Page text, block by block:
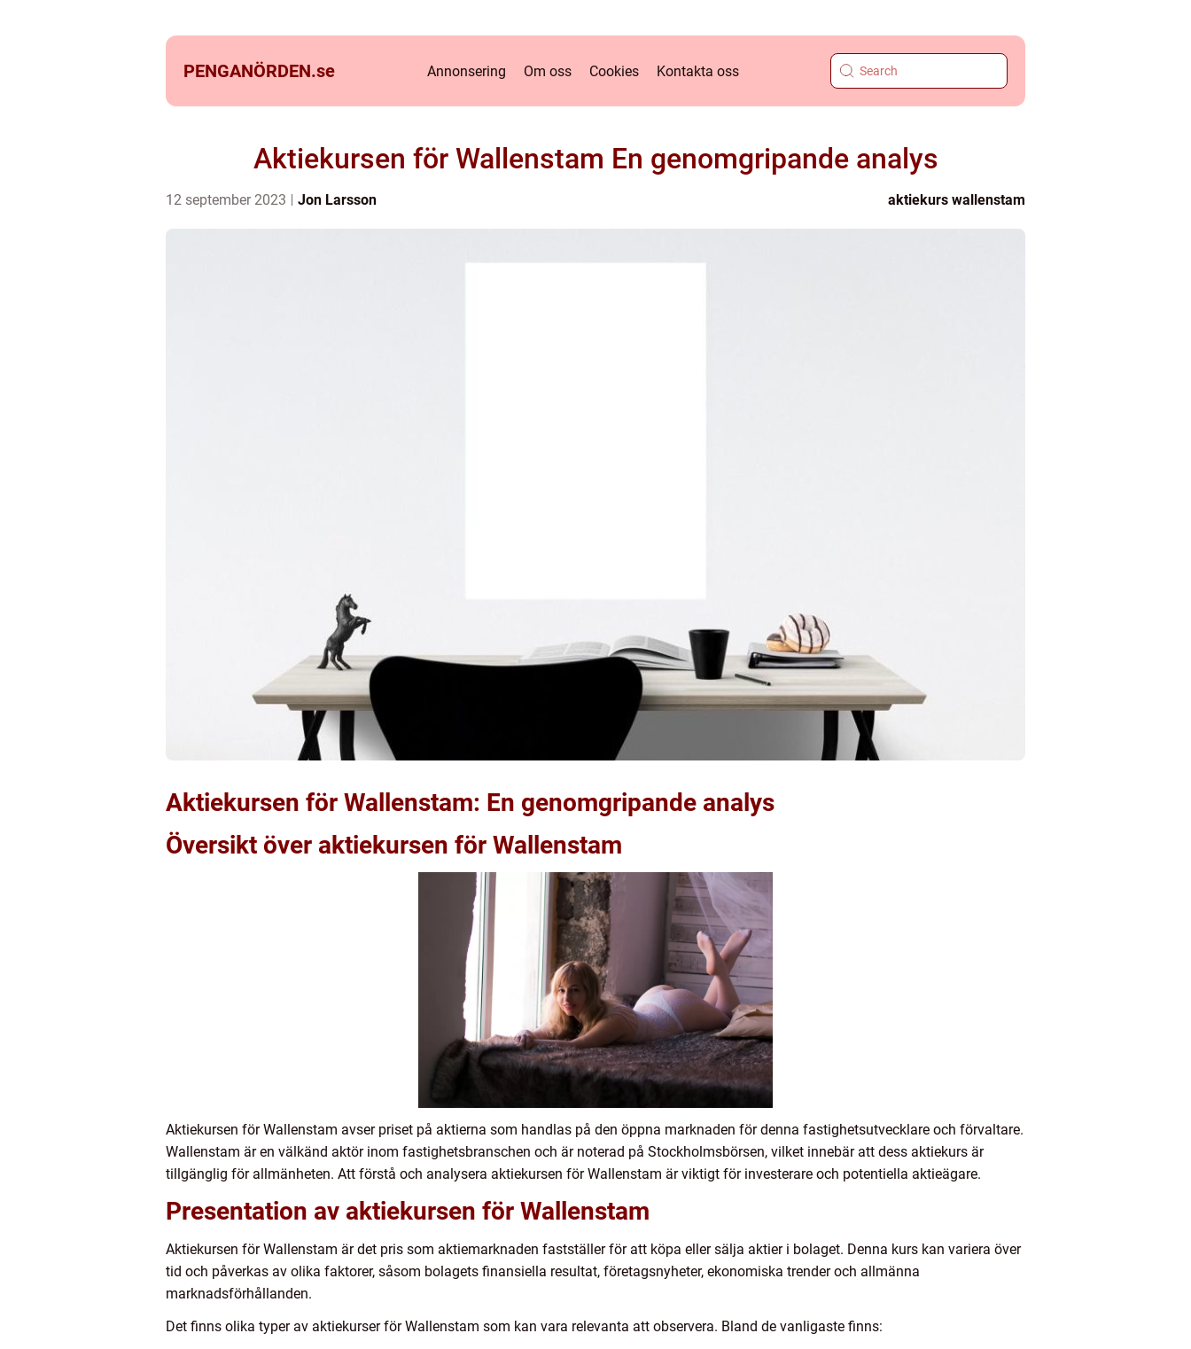
PENGANÖRDEN.se Annonsering Om oss Cookies Kontakta oss
Aktiekursen för Wallenstam En genomgripande analys
12 september 2023 Jon Larsson aktiekurs wallenstam
Aktiekursen för Wallenstam: En genomgripande analys
Översikt över aktiekursen för Wallenstam
Aktiekursen för Wallenstam avser priset på aktierna som handlas på den öppna marknaden för denna fastighetsutvecklare och förvaltare.
Wallenstam är en välkänd aktör inom fastighetsbranschen och är noterad på Stockholmsbörsen, vilket innebär att dess aktiekurs är
tillgänglig för allmänheten. Att förstå och analysera aktiekursen för Wallenstam är viktigt för investerare och potentiella aktieägare.
Presentation av aktiekursen för Wallenstam
Aktiekursen för Wallenstam är det pris som aktiemarknaden fastställer för att köpa eller sälja aktier i bolaget. Denna kurs kan variera över
tid och påverkas av olika faktorer, såsom bolagets finansiella resultat, företagsnyheter, ekonomiska trender och allmänna
marknadsförhållanden.
Det finns olika typer av aktiekurser för Wallenstam som kan vara relevanta att observera. Bland de vanligaste finns: